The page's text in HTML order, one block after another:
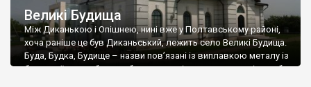
Великі Будища
Між Диканькою і Опішнею, нині вже у Полтавському районі,
хоча раніше це був Диканьський, лежить село Великі Будища.
Буда, Будка, Будище – назви пов’язані із виплавкою металу із
болотної руди, або виробленням селітри, поташу, вугілля або